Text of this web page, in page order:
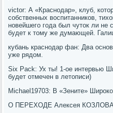
victor: А «Краснодар», клуб,
собственных воспитанников,
новейшего года был чуток ли не
будет к тому же думающей.
кубань краснодар фан: Два
уже рядом.
Six Pack: Ух ты! 1-ое интервью
будет отмечен в летописи)
Michael19703: В «Зените»
О ПЕРЕХОДЕ Алексея